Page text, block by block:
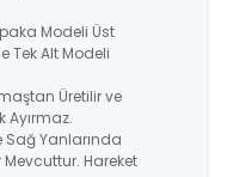
Modeli Üst
Tek Alt Modeli
Üretilir ve
Ayırmaz.
Yanlarında
Hareket